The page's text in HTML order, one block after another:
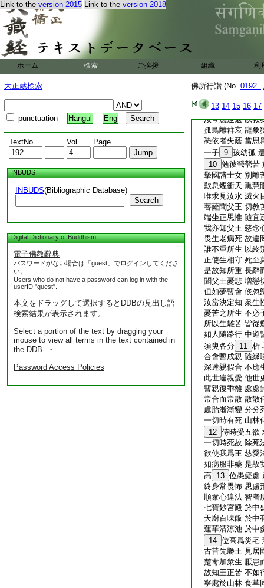
Link to the version 2015 Link to the version 2018
ホーム 検索 ご挨拶 組織 利
大正蔵検索
punctuation Hangul Eng
TextNo. Vol. Page
INBUDS
INBUDS(Bibliographic Database)
Search
Digital Dictionary of Buddhism
電子佛教辭典
パスワードがない場合は「guest」でログインしてくださ
い。
Users who do not have a password can log in with the
userID "guest".
本文をドラッグして選択するとDDBの見出し語
検索結果が表示されます。
Select a portion of the text by dragging your
mouse to view all terms in the text contained in
the DDB. ・
Password Access Policies
佛所行讃 (No. 0192_
13 14 15 16 17
心修増上法 爲地
垂涙約勅我 令宣
既有此勅旨 汝應
汝當爲船師
毘 6 林摩王子
聞父勅恭命 汝今
慈母鞠養恩 盡壽
如牛失其犢 悲呼
汝今應速還 以救
孤鳥離群哀 龍象
憑依者失蔭 當思
一子 9 孩幼孤
10 勉彼煢煢苦
擧國諸士女 別離
歎息煙衝天 熏慧
唯求見汝水 滅火
菩薩聞父王 切教
端坐正思惟 隨宜
我亦知父王 慈念
畏生老病死 故違
誰不重所生 以終
正使生相守 死至
是故知所重 長辭
聞父王憂悲 増戀
但如夢暫會 倏忽
汝當決定知 衆生
憂苦之所生 不必
所以生離苦 皆從
如人隨路行 中道
須臾各分 11 析
合會暫成親 隨縁
深達親假合 不應
此世違親愛 他世
暫親復乖離 處處
常合而常散 散散
處胎漸漸變 分分
一切時有死 山林
12 侍時受五欲
一切時死故 除死
欲使我爲王 慈愛
如病服非藥 是故
高 13 位愚癡處
終身常畏怖 思慮
順衆心違法 智者
七寶妙宮殿 於中
天廚百味飯 於中
蓮華清涼池 於中
14 位高爲災宅
古昔先勝王 見居
楚毒加衆生 厭患
故知王正苦 不如
寧處於山林 食草